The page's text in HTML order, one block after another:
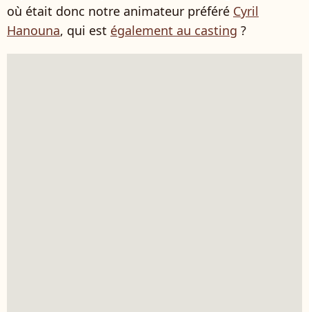
où était donc notre animateur préféré Cyril
Hanouna, qui est également au casting ?